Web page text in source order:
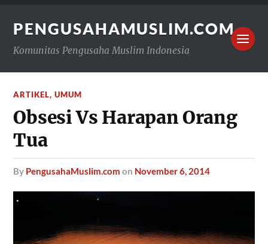
PENGUSAHAMUSLIM.COM
Komunitas Pengusaha Muslim Indonesia
ARTIKEL,UMUM
Obsesi Vs Harapan Orang
Tua
by PengusahaMuslim.com on November 6, 2014